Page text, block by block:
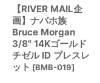
【RIVER MAIL企
画】ナバホ族
Bruce Morgan
3/8" 14Kゴールド
チゼル ID ブレスレ
ット [BMB-019]